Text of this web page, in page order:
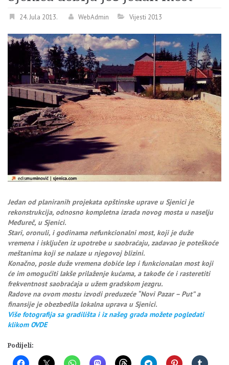
24. Jula 2013. WebAdmin Vijesti 2013
Jedan od planiranih projekata opštinske uprave u Sjenici je
rekonstrukcija, odnosno kompletna izrada novog mosta u naselju
Međureč, u Sjenici.
Stari, oronuli, i godinama nefunkcionalni most, koji je duže
vremena i isključen iz upotrebe u saobraćaju, zadavao je poteškoće
meštanima koji se nalaze u njegovoj blizini.
Konačno, posle duže vremena dobiće lep i funkcionalan most koji
će im omogućiti lakše prilaženje kućama, a takođe će i rasteretiti
frekventnost saobraćaja u užem gradskom jezgru.
Radove na ovom mostu izvodi preduzeće “Novi Pazar – Put” a
finansije je obezbedila lokalna uprava u Sjenici.
Više fotografija sa gradilišta i iz našeg grada možete pogledati
klikom OVDE
Podijeli: